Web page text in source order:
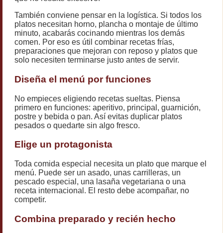
También conviene pensar en la logística. Si todos los
platos necesitan horno, plancha o montaje de último
minuto, acabarás cocinando mientras los demás
comen. Por eso es útil combinar recetas frías,
preparaciones que mejoran con reposo y platos que
solo necesiten terminarse justo antes de servir.
Diseña el menú por funciones
No empieces eligiendo recetas sueltas. Piensa
primero en funciones: aperitivo, principal, guarnición,
postre y bebida o pan. Así evitas duplicar platos
pesados o quedarte sin algo fresco.
Elige un protagonista
Toda comida especial necesita un plato que marque el
menú. Puede ser un asado, unas carrilleras, un
pescado especial, una lasaña vegetariana o una
receta internacional. El resto debe acompañar, no
competir.
Combina preparado y recién hecho